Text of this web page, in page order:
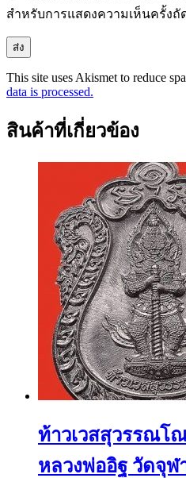
สำหรับการแสดงความเห็นครั้งถั
This site uses Akismet to reduce
data is processed.
สินค้าที่เกี่ยวข้อง
ท้าวเวสสุวรรณโ
หลวงพ่ออิฐ วัดจุ